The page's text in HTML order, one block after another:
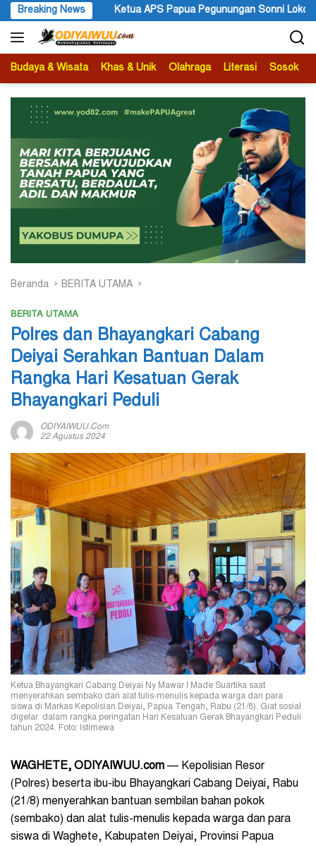
Langsung
ke
konten
Breaking NewsSonni Lokobal: Kalau Mau KPK Audit Dana Otsus Seluruh
Budaya & Wisata Khas & Unik Olahraga Literasi Sosok
Beranda BERITA UTAMA
BERITA UTAMA
Polres dan Bhayangkari Cabang
Deiyai Serahkan Bantuan Dalam
Rangka Hari Kesatuan Gerak
Bhayangkari Peduli
ODIYAIWUU.com
22 Agustus 2024
Ketua Bhayangkari Cabang Deiyai Ny Mawar I Made Suartika saat
menyerahkan sembako dan alat tulis-menulis kepada warga dan para
siswa di Markas Kepolisian Deiyai, Papua Tengah, Rabu (21/8). Giat sosial
digelar dalam rangka peringatan Hari Kesatuan Gerak Bhayangkari Peduli
tahun 2024. Foto: Istimewa
WAGHETE, ODIYAIWUU.com — Kepolisian Resor
(Polres) beserta ibu-ibu Bhayangkari Cabang Deiyai, Rabu
(21/8) menyerahkan bantuan sembilan bahan pokok
(sembako) dan alat tulis-menulis kepada warga dan para
siswa di Waghete, Kabupaten Deiyai, Provinsi Papua